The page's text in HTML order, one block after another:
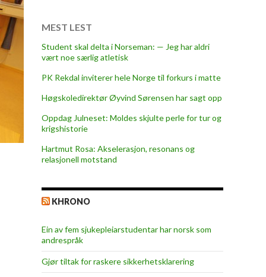
MEST LEST
Student skal delta i Norseman: — Jeg har aldri
vært noe særlig atletisk
PK Rekdal inviterer hele Norge til forkurs i matte
Høgskoledirektør Øyvind Sørensen har sagt opp
Oppdag Julneset: Moldes skjulte perle for tur og
krigshistorie
Hartmut Rosa: Akselerasjon, resonans og
relasjonell motstand
KHRONO
Ein av fem sjukepleiar­studentar har norsk som
andrespråk
Gjør tiltak for raskere sikkerhets­klarering